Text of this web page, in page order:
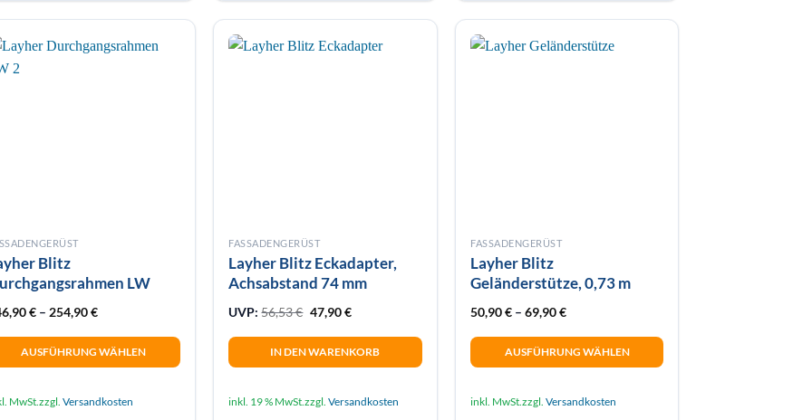
Varianten
Die
Varianten
Die
Blitz
LW
€– 254,90€
AUSFÜHRUNG WÄHLEN
MwSt.zzgl. Versandkosten
FASSADENGERÜST
Layher Blitz Eckadapter,
Achsabstand 74 mm
UVP: 56,53€ Ursprünglicher Preis war: 56,53 €
47,90€Aktueller Preis ist: 47,90 €.
IN DEN WARENKORB
inkl. 19 % MwSt.zzgl.Versandkosten
FASSADENGERÜST
Layher Blitz
Geländerstütze, 0,73 m
50,90€ –69,90€
AUSFÜHRUNG WÄHLEN
Produkt
inkl. MwSt.zzgl.Versandkosten